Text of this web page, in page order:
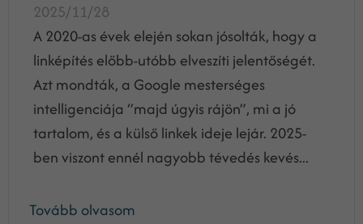
2025/11/28
A 2020-as évek elején sokan jósolták, hogy a
linképítés előbb-utóbb elveszíti jelentőségét.
Azt mondták, a Google mesterséges
intelligenciája “majd úgyis rájön”, mi a jó
tartalom, és a külső linkek ideje lejár. 2025-
ben viszont ennél nagyobb tévedés kevés...
Tovább olvasom